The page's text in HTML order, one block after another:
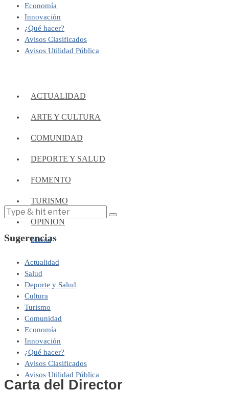
Economía
Innovación
¿Qué hacer?
Avisos Clasificados
Avisos Utilidad Pública
ACTUALIDAD
ARTE Y CULTURA
COMUNIDAD
DEPORTE Y SALUD
FOMENTO
TURISMO
OPINIÓN
Editorial
Sugerencias
Actualidad
Salud
Deporte y Salud
Cultura
Turismo
Comunidad
Economía
Innovación
¿Qué hacer?
Avisos Clasificados
Avisos Utilidad Pública
Carta del Director